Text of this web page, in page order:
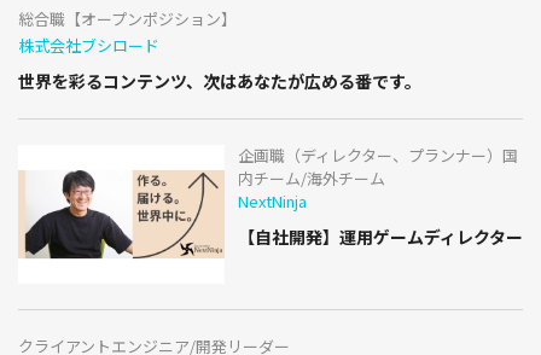
総合職【オープンポジション】
株式会社ブシロード
世界を彩るコンテンツ、次はあなたが広める番です。
企画職（ディレクター、プランナー）国
内チーム/海外チーム
NextNinja
【自社開発】運用ゲームディレクター
クライアントエンジニア/開発リーダー